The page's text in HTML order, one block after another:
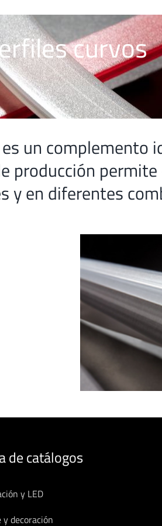
curvos
un complemento
producción
y en diferentes
de catálogos
y LED
y decoración